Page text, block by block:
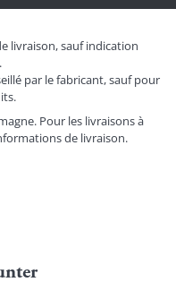
livraison, sauf indication
par le fabricant, sauf pour
Pour les livraisons à
de livraison.